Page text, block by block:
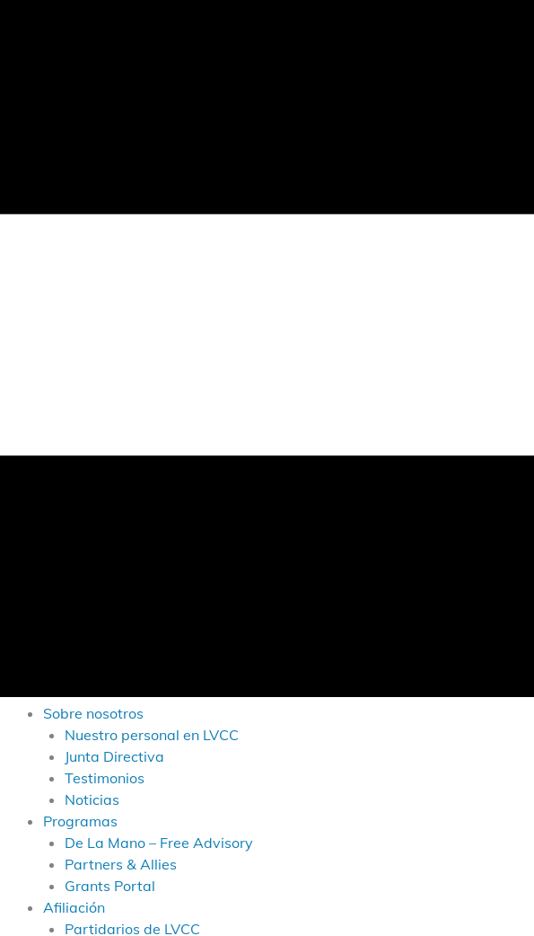
Sobre nosotros
Nuestro personal en LVCC
Junta Directiva
Testimonios
Noticias
Programas
De La Mano – Free Advisory
Partners & Allies
Grants Portal
Afiliación
Partidarios de LVCC